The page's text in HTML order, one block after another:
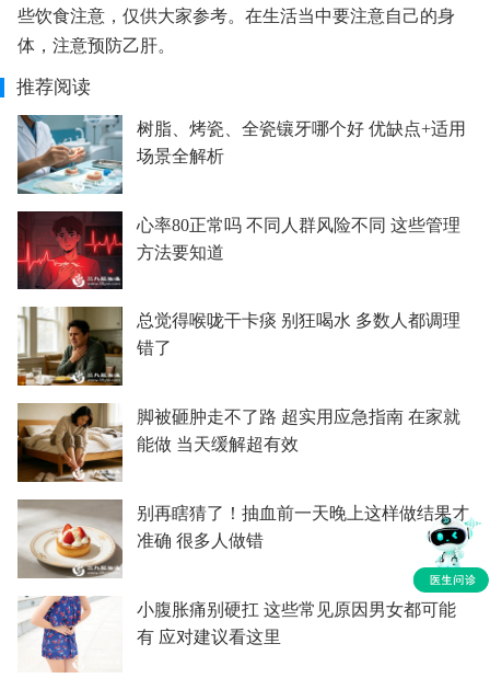
些饮食注意，仅供大家参考。在生活当中要注意自己的身
体，注意预防乙肝。
推荐阅读
树脂、烤瓷、全瓷镶牙哪个好 优缺点+适用
场景全解析
心率80正常吗 不同人群风险不同 这些管理
方法要知道
总觉得喉咙干卡痰 别狂喝水 多数人都调理
错了
脚被砸肿走不了路 超实用应急指南 在家就
能做 当天缓解超有效
别再瞎猜了！抽血前一天晚上这样做结果才
准确 很多人做错
小腹胀痛别硬扛 这些常见原因男女都可能
有 应对建议看这里